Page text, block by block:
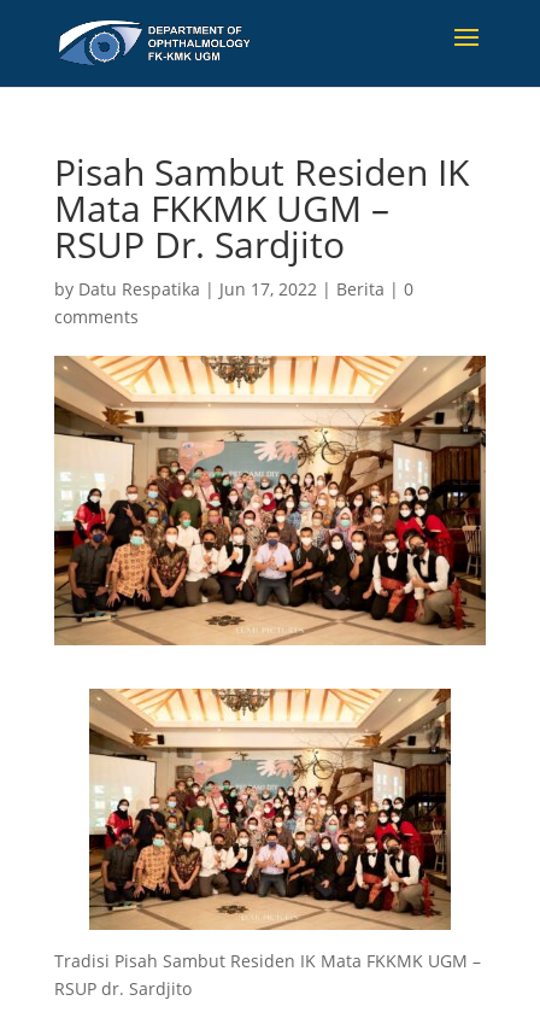
Pisah Sambut Residen IK
Mata FKKMK UGM –
RSUP Dr. Sardjito
by Datu Respatika | Jun 17, 2022| Berita | 0
comments
Tradisi Pisah Sambut Residen IK Mata FKKMK UGM –
RSUP dr. Sardjito